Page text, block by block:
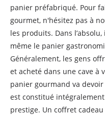
panier préfabriqué. Pour
gourmet, n'hésitez pas à
les produits. Dans
même le panier
Généralement, les gens
et acheté dans une cave à
panier gourmand va
est constitué
prestige. Un coffret